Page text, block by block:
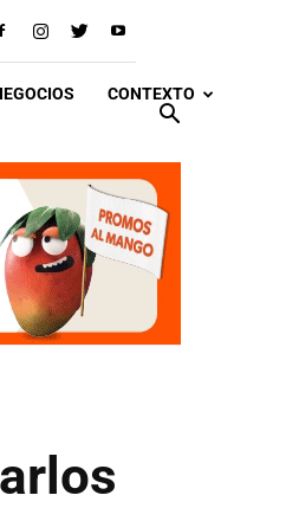
CONTEXTO